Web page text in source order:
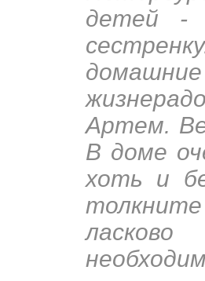
детей -
Артем.
В доме
хоть и